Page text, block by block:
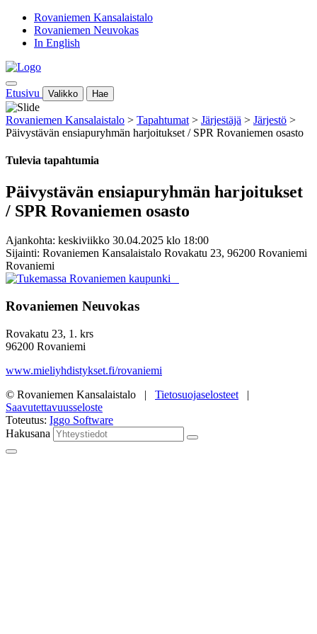
Rovaniemen Kansalaistalo
Rovaniemen Neuvokas
In English
Etusivu Valikko Hae
Rovaniemen Kansalaistalo > Tapahtumat > Järjestäjä > Järjestö >
Päivystävän ensiapuryhmän harjoitukset / SPR Rovaniemen osasto
Tulevia tapahtumia
Päivystävän ensiapuryhmän harjoitukset
/ SPR Rovaniemen osasto
Ajankohta: keskiviikko 30.04.2025 klo 18:00
Sijainti: Rovaniemen Kansalaistalo Rovakatu 23, 96200 Rovaniemi
Rovaniemi
Rovaniemen Neuvokas
Rovakatu 23, 1. krs
96200 Rovaniemi
www.mieliyhdistykset.fi/rovaniemi
© Rovaniemen Kansalaistalo | Tietosuojaselosteet |
Saavutettavuusseloste
Toteutus: Iggo Software
Hakusana